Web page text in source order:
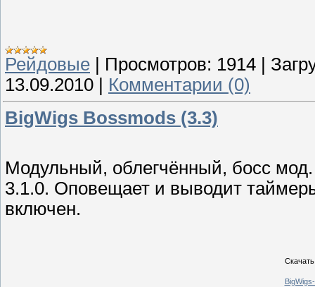
Рейдовые | Просмотров: 1914 |
13.09.2010 | Комментарии (0)
BigWigs Bossmods (3.3)
Модульный, облегчённый, босс
3.1.0. Оповещает и выводит
включен.
Скачать